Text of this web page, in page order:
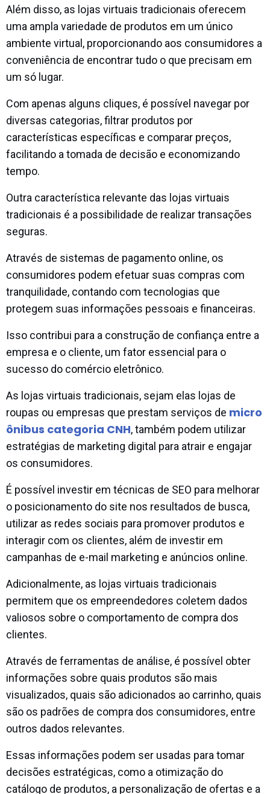
Além disso, as lojas virtuais tradicionais oferecem
uma ampla variedade de produtos em um único
ambiente virtual, proporcionando aos consumidores a
conveniência de encontrar tudo o que precisam em
um só lugar.
Com apenas alguns cliques, é possível navegar por
diversas categorias, filtrar produtos por
características específicas e comparar preços,
facilitando a tomada de decisão e economizando
tempo.
Outra característica relevante das lojas virtuais
tradicionais é a possibilidade de realizar transações
seguras.
Através de sistemas de pagamento online, os
consumidores podem efetuar suas compras com
tranquilidade, contando com tecnologias que
protegem suas informações pessoais e financeiras.
Isso contribui para a construção de confiança entre a
empresa e o cliente, um fator essencial para o
sucesso do comércio eletrônico.
As lojas virtuais tradicionais, sejam elas lojas de
roupas ou empresas que prestam serviços de micro
ônibus categoria CNH, também podem utilizar
estratégias de marketing digital para atrair e engajar
os consumidores.
É possível investir em técnicas de SEO para melhorar
o posicionamento do site nos resultados de busca,
utilizar as redes sociais para promover produtos e
interagir com os clientes, além de investir em
campanhas de e-mail marketing e anúncios online.
Adicionalmente, as lojas virtuais tradicionais
permitem que os empreendedores coletem dados
valiosos sobre o comportamento de compra dos
clientes.
Através de ferramentas de análise, é possível obter
informações sobre quais produtos são mais
visualizados, quais são adicionados ao carrinho, quais
são os padrões de compra dos consumidores, entre
outros dados relevantes.
Essas informações podem ser usadas para tomar
decisões estratégicas, como a otimização do
catálogo de produtos, a personalização de ofertas e a